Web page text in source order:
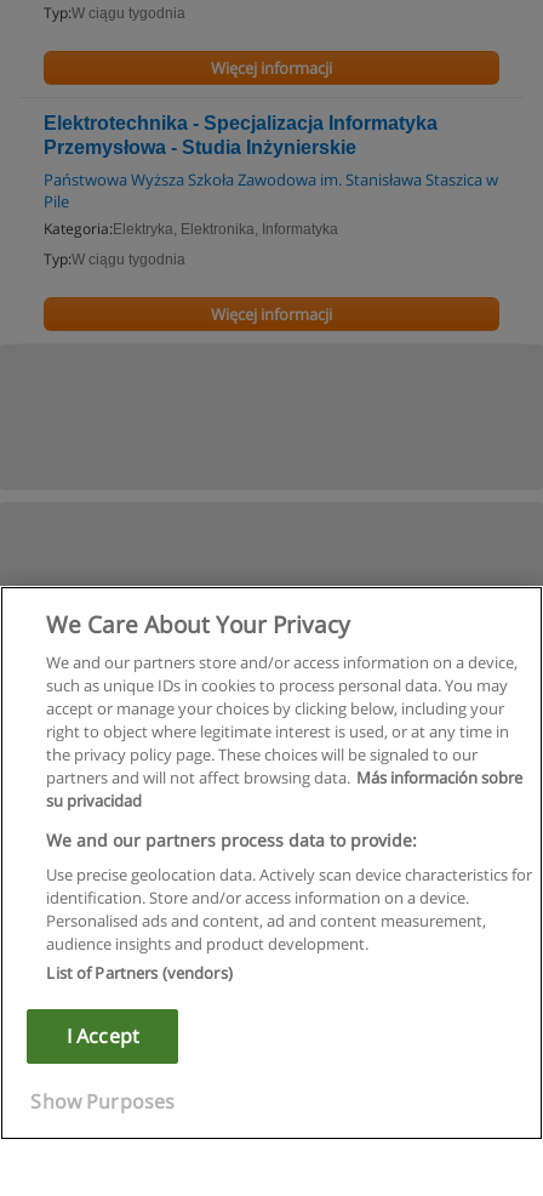
Typ:W ciągu tygodnia
Więcej informacji
Elektrotechnika - Specjalizacja Informatyka
Przemysłowa - Studia Inżynierskie
Państwowa Wyższa Szkoła Zawodowa im. Stanisława Staszica w
Pile
Kategoria: Elektryka, Elektronika, Informatyka
Typ:W ciągu tygodnia
Więcej informacji
Regulamin
Polityka ochrony danych osobowych
Copyright © Educaedu Business S.L. - CIF : B-95610580: -
We Care About Your Privacy
We and our partners store and/or access information on a device,
such as unique IDs in cookies to process personal data. You may
accept or manage your choices by clicking below, including your
right to object where legitimate interest is used, or at any time in
the privacy policy page. These choices will be signaled to our
partners and will not affect browsing data. Más información sobre
su privacidad
We and our partners process data to provide:
Use precise geolocation data. Actively scan device characteristics for
identification. Store and/or access information on a device.
Personalised ads and content, ad and content measurement,
audience insights and product development.
List of Partners (vendors)
I Accept
Show Purposes